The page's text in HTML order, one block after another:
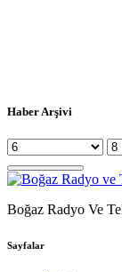
Haber Arşivi
Boğaz Radyo Ve
Sayfalar